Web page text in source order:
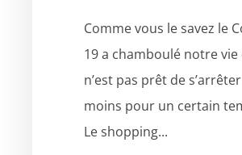
Comme vous le savez le
19 a chamboulé notre vie
n’est pas prêt de
moins pour un certain
Le shopping...